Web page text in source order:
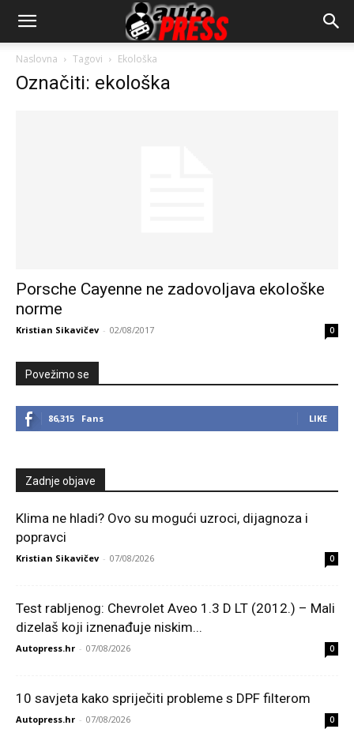
AutopressHR
Naslovna Tagovi Ekološka
Označiti: ekološka
Porsche Cayenne ne zadovoljava ekološke
norme
Kristian Sikavičev - 02/08/2017 0
Povežimo se
86,315 Fans LIKE
Zadnje objave
Klima ne hladi? Ovo su mogući uzroci, dijagnoza i
popravci
Kristian Sikavičev - 07/08/2026 0
Test rabljenog: Chevrolet Aveo 1.3 D LT (2012.) – Mali
dizelaš koji iznenađuje niskim...
Autopress.hr - 07/08/2026 0
10 savjeta kako spriječiti probleme s DPF filterom
Autopress.hr - 07/08/2026 0